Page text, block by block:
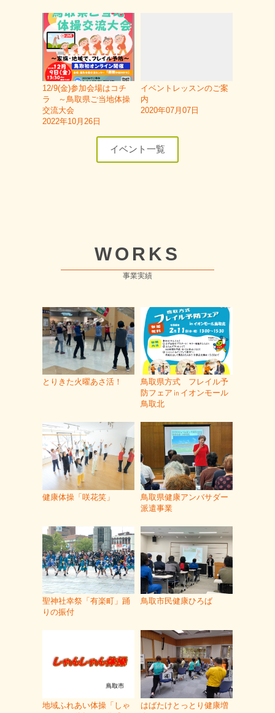
12/9(金)参加会場はコチ
ラ ～鳥取県ご当地体操
交流大会
2022年10月26日
イベントレッスンのご案
内
2020年07月07日
イベント一覧
WORKS
事業実績
とりきた火曜あさ活！
鳥取県方式 フレイル予
防フェア㏌イオンモール
鳥取北
健康体操「咲花笑」
鳥取県健康アンバサダー
派遣事業
聖神社幸祭「有楽町」踊
りの振付
鳥取市民健康ひろば
地域ふれあい体操「しゃ
はばたけとっとり健康増